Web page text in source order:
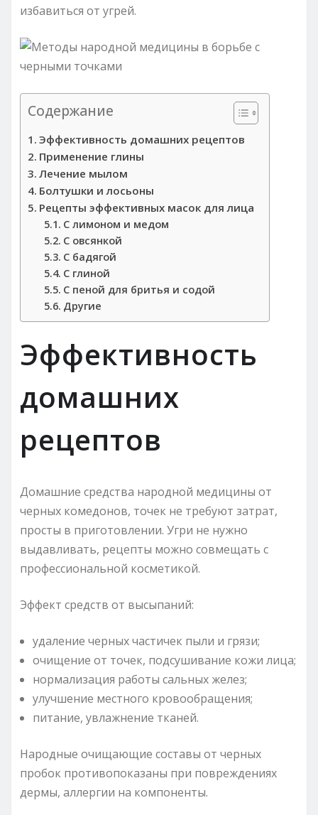
избавиться от угрей.
Содержание
Эффективность домашних рецептов
Применение глины
Лечение мылом
Болтушки и лосьоны
Рецепты эффективных масок для лица
С лимоном и медом
С овсянкой
С бадягой
С глиной
С пеной для бритья и содой
Другие
Эффективность
домашних
рецептов
Домашние средства народной медицины от
черных комедонов, точек не требуют затрат,
просты в приготовлении. Угри не нужно
выдавливать, рецепты можно совмещать с
профессиональной косметикой.
Эффект средств от высыпаний:
удаление черных частичек пыли и грязи;
очищение от точек, подсушивание кожи лица;
нормализация работы сальных желез;
улучшение местного кровообращения;
питание, увлажнение тканей.
Народные очищающие составы от черных
пробок противопоказаны при повреждениях
дермы, аллергии на компоненты.